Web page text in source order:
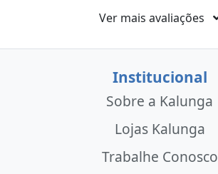
Ver mais avaliações
Institucional
Sobre a Kalunga
Lojas Kalunga
Trabalhe Conosco